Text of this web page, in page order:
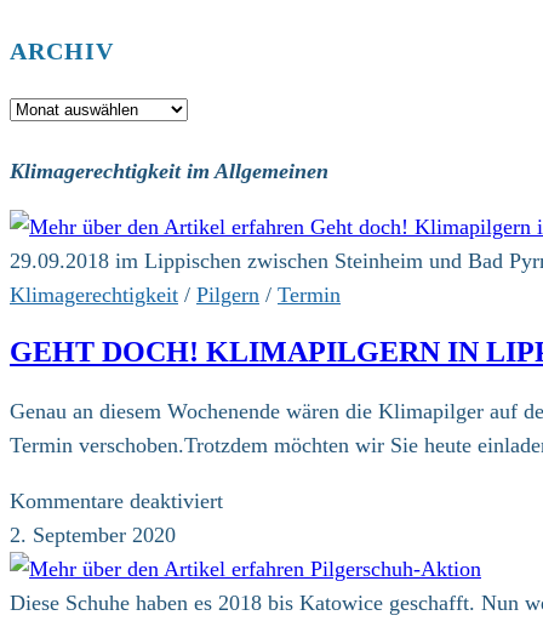
ARCHIV
Archiv
Klimagerechtigkeit im Allgemeinen
29.09.2018 im Lippischen zwischen Steinheim und Bad
Klimagerechtigkeit / Pilgern / Termin
GEHT DOCH! KLIMAPILGERN IN
Genau an diesem Wochenende wären die Klimapilger auf
Termin verschoben.Trotzdem möchten wir Sie heute
Kommentare deaktiviertfür
doch!
Klimapilgern
2. September 2020
Diese Schuhe haben es 2018 bis Katowice geschafft. Nun